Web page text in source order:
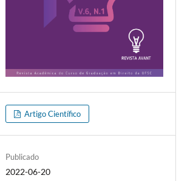
Artigo Científico
Publicado
2022-06-20